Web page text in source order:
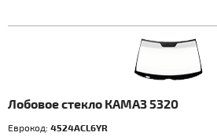
Лобовое стекло КАМАЗ 5320
Еврокод: 4524ACL6YR